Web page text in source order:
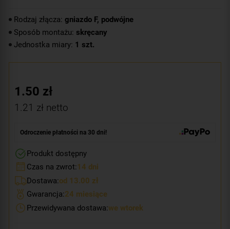
Rodzaj złącza: gniazdo F, podwójne
Sposób montażu: skręcany
Jednostka miary: 1 szt.
1.50 zł
1.21 zł netto
Odroczenie płatności na 30 dni!
Produkt dostępny
Czas na zwrot:14 dni
Dostawa:od 13.00 zł
Gwarancja:24 miesiące
Przewidywana dostawa:we wtorek